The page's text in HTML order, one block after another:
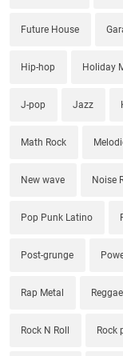
Future House
Hip-hop Holiday
J-pop Jazz
Math Rock
New wave Noise
Pop Punk Latino
Post-grunge
Rap Metal Reggae
Rock N Roll Rock